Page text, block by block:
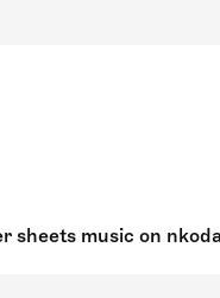
sheets music on nkoda